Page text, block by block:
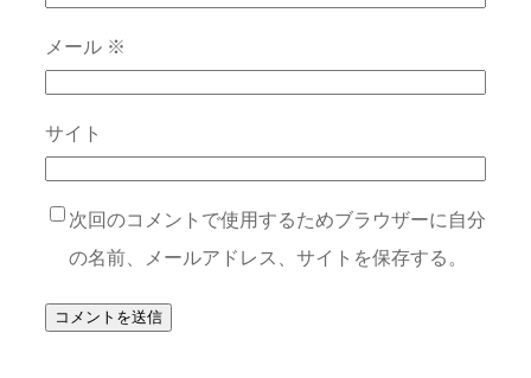
メール ※
サイト
次回のコメントで使用するためブラウザーに自分
の名前、メールアドレス、サイトを保存する。